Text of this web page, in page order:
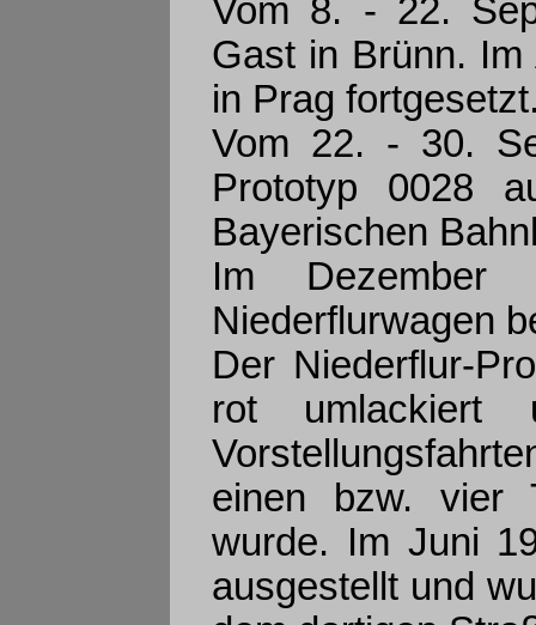
Vom 8. - 22.
Gast in Brünn.
in Prag
Vom 22. - 30.
Prototyp 0028
Bayerischen
Im
Niederflurwagen
Der Niederflur-
rot
einen bzw. vier
wurde. Im Juni
ausgestellt und